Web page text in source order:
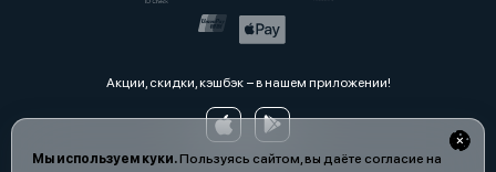
Мы используем куки.Пользуясь сайтом, вы даёте согласие на
Акции, скидки, кэшбэк − в нашем приложении!